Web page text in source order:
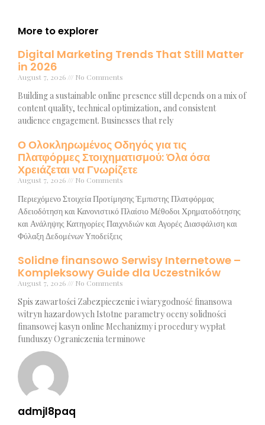
admjl8paq
More to explorer
Digital Marketing Trends That Still Matter
in 2026
August 7, 2026 No Comments
Building a sustainable online presence still depends on a mix of
content quality, technical optimization, and consistent
audience engagement. Businesses that rely
Ο Ολοκληρωμένος Οδηγός για τις
Πλατφόρμες Στοιχηματισμού: Όλα όσα
Χρειάζεται να Γνωρίζετε
August 7, 2026 No Comments
Περιεχόμενο Στοιχεία Προτίμησης Έμπιστης Πλατφόρμας
Αδειοδότηση και Κανονιστικό Πλαίσιο Μέθοδοι Χρηματοδότησης
και Ανάληψης Κατηγορίες Παιχνιδιών και Αγορές Διασφάλιση και
Φύλαξη Δεδομένων Υποδείξεις
Solidne finansowo Serwisy Internetowe –
Kompleksowy Guide dla Uczestników
August 7, 2026 No Comments
Spis zawartości Zabezpieczenie i wiarygodność finansowa
witryn hazardowych Istotne parametry oceny solidności
finansowej kasyn online Mechanizmy i procedury wypłat
funduszy Ograniczenia terminowe